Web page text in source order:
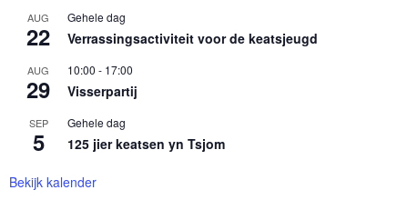
AUG
22
Gehele dag
Verrassingsactiviteit voor de keatsjeugd
AUG
29
10:00 - 17:00
Visserpartij
SEP
5
Gehele dag
125 jier keatsen yn Tsjom
Bekijk kalender